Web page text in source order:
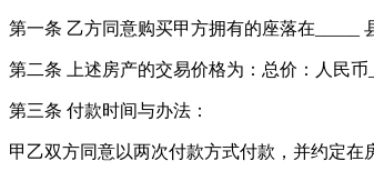
第一条 乙方同意购买甲方拥有的座落在_____
第二条 上述房产的交易价格为：总价：人民
第三条 付款时间与办法：
甲乙双方同意以两次付款方式付款，并约定在